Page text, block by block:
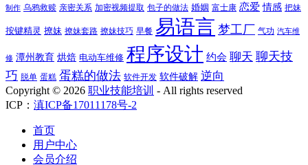
制作 乌鸦救赎 亲密关系 加密视频提取 包子的做法 婚姻 富士康 恋爱 情感 把妹
按键精灵 撩妹 撩妹套路 撩妹技巧 早餐 易语言 梦工厂 气功 汽车维
修 潭州教育 烘焙 电动车维修 程序设计 约会 聊天 聊天技
巧 脱单 蛋糕 蛋糕的做法 软件开发 软件破解 逆向
Copyright © 2026 职业技能培训 - All rights reserved
ICP： 滇ICP备17011178号-2
首页
用户中心
会员介绍